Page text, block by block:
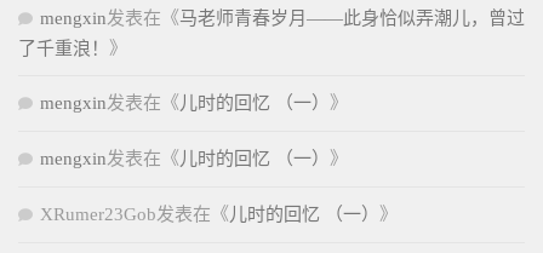
mengxin发表在《马老师青春岁月——此身恰似弄潮儿，曾过
了千重浪！ 》
mengxin发表在《 儿时的回忆 （一） 》
mengxin发表在《 儿时的回忆 （一） 》
XRumer23Gob发表在《 儿时的回忆 （一） 》